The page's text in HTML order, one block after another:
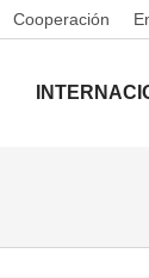
Cooperación